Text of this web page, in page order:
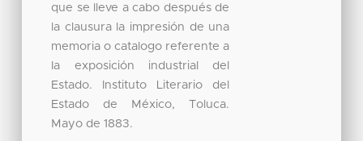
que se lleve a cabo después de
la clausura la impresión de una
memoria o catalogo referente a
Ia exposición industrial del
Estado. Instituto Literario del
Estado de México, Toluca.
Mayo de 1883.